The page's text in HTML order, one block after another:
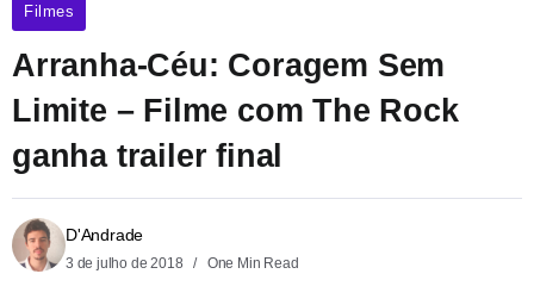
Filmes
Arranha-Céu: Coragem Sem
Limite – Filme com The Rock
ganha trailer final
D'Andrade
3 de julho de 2018 One Min Read